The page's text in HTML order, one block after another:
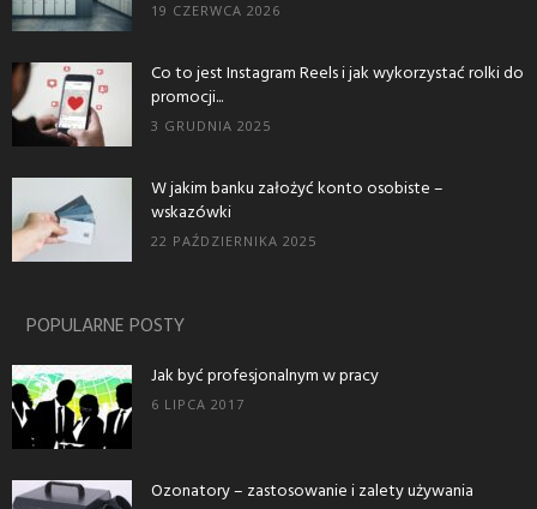
19 CZERWCA 2026
Co to jest Instagram Reels i jak wykorzystać rolki do
promocji...
3 GRUDNIA 2025
W jakim banku założyć konto osobiste –
wskazówki
22 PAŹDZIERNIKA 2025
POPULARNE POSTY
Jak być profesjonalnym w pracy
6 LIPCA 2017
Ozonatory – zastosowanie i zalety używania